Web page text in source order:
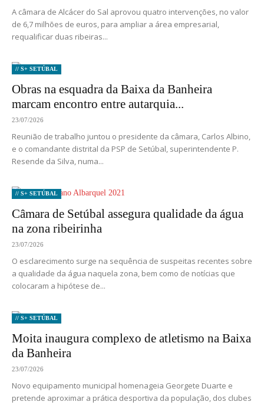
A câmara de Alcácer do Sal aprovou quatro intervenções, no valor
de 6,7 milhões de euros, para ampliar a área empresarial,
requalificar duas ribeiras...
// S+ SETÚBAL
Obras na esquadra da Baixa da Banheira
marcam encontro entre autarquia...
23/07/2026
Reunião de trabalho juntou o presidente da câmara, Carlos Albino,
e o comandante distrital da PSP de Setúbal, superintendente P.
Resende da Silva, numa...
// S+ SETÚBAL
Câmara de Setúbal assegura qualidade da água
na zona ribeirinha
23/07/2026
O esclarecimento surge na sequência de suspeitas recentes sobre
a qualidade da água naquela zona, bem como de notícias que
colocaram a hipótese de...
// S+ SETÚBAL
Moita inaugura complexo de atletismo na Baixa
da Banheira
23/07/2026
Novo equipamento municipal homenageia Georgete Duarte e
pretende aproximar a prática desportiva da população, dos clubes